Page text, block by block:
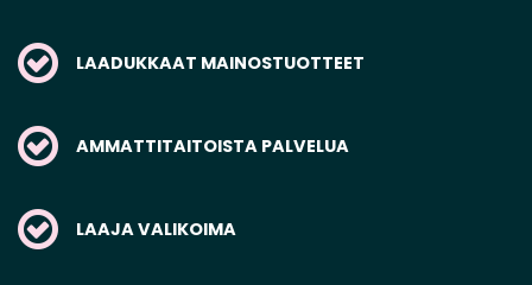
LAADUKKAAT MAINOSTUOTTEET
AMMATTITAITOISTA PALVELUA
LAAJA VALIKOIMA